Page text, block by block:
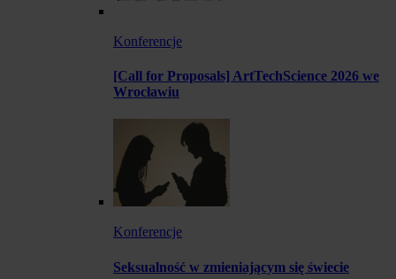
Konferencje
[Call for Proposals] ArtTechScience 2026 we
Wrocławiu
Konferencje
Seksualność w zmieniającym się świecie